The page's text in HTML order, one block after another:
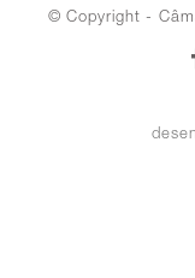
© Copyright -